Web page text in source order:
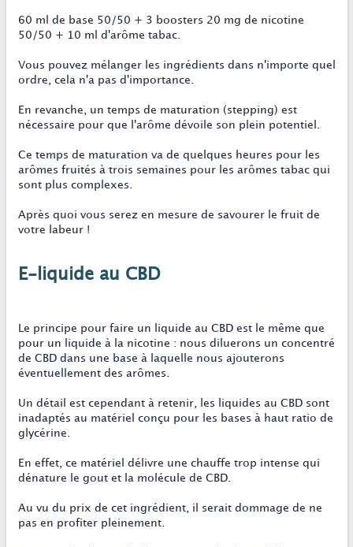
60 ml de base 50/50 + 3 boosters 20 mg de nicotine
50/50 + 10 ml d'arôme tabac.
Vous pouvez mélanger les ingrédients dans n'importe quel
ordre, cela n'a pas d'importance.
En revanche, un temps de maturation (stepping) est
nécessaire pour que l'arôme dévoile son plein potentiel.
Ce temps de maturation va de quelques heures pour les
arômes fruités à trois semaines pour les arômes tabac qui
sont plus complexes.
Après quoi vous serez en mesure de savourer le fruit de
votre labeur !
E-liquide au CBD
Le principe pour faire un liquide au CBD est le même que
pour un liquide à la nicotine : nous diluerons un concentré
de CBD dans une base à laquelle nous ajouterons
éventuellement des arômes.
Un détail est cependant à retenir, les liquides au CBD sont
inadaptés au matériel conçu pour les bases à haut ratio de
glycérine.
En effet, ce matériel délivre une chauffe trop intense qui
dénature le gout et la molécule de CBD.
Au vu du prix de cet ingrédient, il serait dommage de ne
pas en profiter pleinement.